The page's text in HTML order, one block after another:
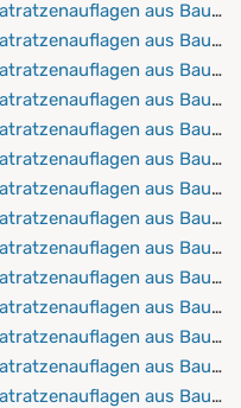
60x220 cm
70x140 cm
70x160 cm
70x190 cm
70x200 cm
70x210 cm
70x220 cm
80x160 cm
80x190 cm
80x200 cm
80x210 cm
80x220 cm
90x190 cm
90x200 cm
aus
aus
aus
aus
aus
aus
aus
aus
aus
aus
aus
aus
aus
aus